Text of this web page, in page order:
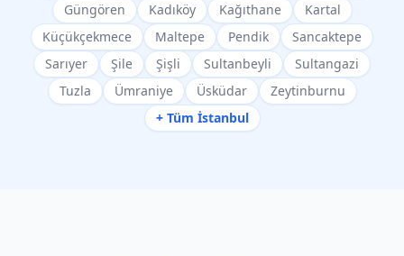
Güngören
Kadıköy Kağıthane
Kartal
Küçükçekmece
Maltepe Pendik
Sancaktepe
Sarıyer
Şile Şişli Sultanbeyli
Sultangazi
Tuzla
Ümraniye Üsküdar
Zeytinburnu
+ Tüm İstanbul